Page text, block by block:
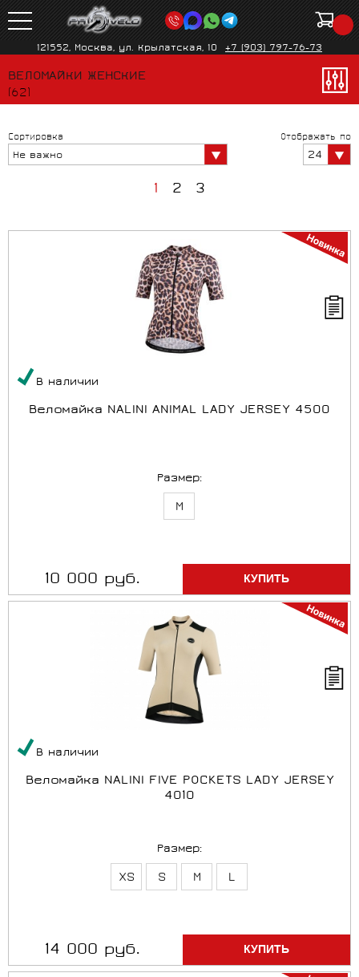
121552, Москва, ул. Крылатская, 10 +7 (903) 797-76-73
ВЕЛОМАЙКИ ЖЕНСКИЕ
(62)
Сортировка
Не важно
Отображать по
24
1 2 3
В наличии
Веломайка NALINI ANIMAL LADY JERSEY 4500
Размер:
M
10 000 руб.
В наличии
Веломайка NALINI FIVE POCKETS LADY JERSEY
4010
Размер:
XS S M L
14 000 руб.